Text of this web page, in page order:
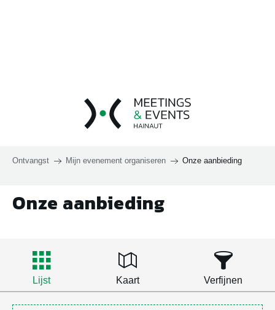
Ontvangst Mijn evenement organiseren Onze aanbieding
Onze aanbieding
Lijst Kaart Verfijnen